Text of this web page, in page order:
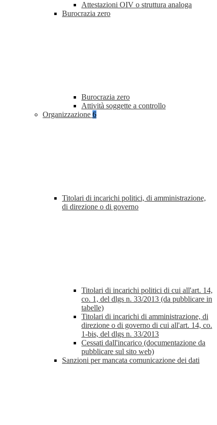
Attestazioni OIV o struttura analoga
Burocrazia zero
Burocrazia zero
Attività soggette a controllo
Organizzazione 6
Titolari di incarichi politici, di amministrazione,
di direzione o di governo
Titolari di incarichi politici di cui all'art. 14,
co. 1, del dlgs n. 33/2013 (da pubblicare in
tabelle)
Titolari di incarichi di amministrazione, di
direzione o di governo di cui all'art. 14, co.
1-bis, del dlgs n. 33/2013
Cessati dall'incarico (documentazione da
pubblicare sul sito web)
Sanzioni per mancata comunicazione dei dati